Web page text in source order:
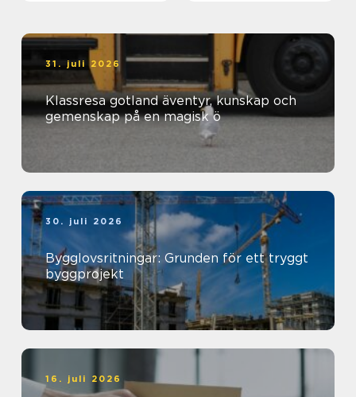
31. juli 2026
Klassresa gotland äventyr, kunskap och
gemenskap på en magisk ö
30. juli 2026
Bygglovsritningar: Grunden för ett tryggt
byggprojekt
16. juli 2026